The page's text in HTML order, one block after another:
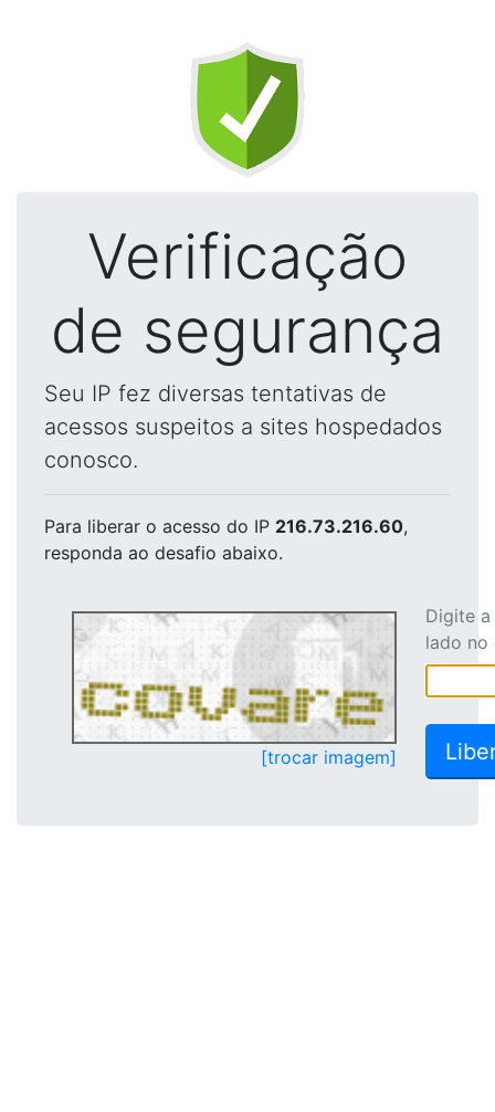
Verificação
de segurança
Seu IP fez diversas tentativas de
acessos suspeitos a sites hospedados
conosco.
Para liberar o acesso do IP 216.73.216.60,
responda ao desafio abaixo.
[trocar imagem]
Digite
lado no